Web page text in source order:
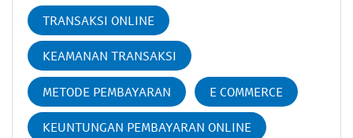
TRANSAKSI ONLINE
KEAMANAN TRANSAKSI
METODE PEMBAYARAN E COMMERCE
KEUNTUNGAN PEMBAYARAN ONLINE